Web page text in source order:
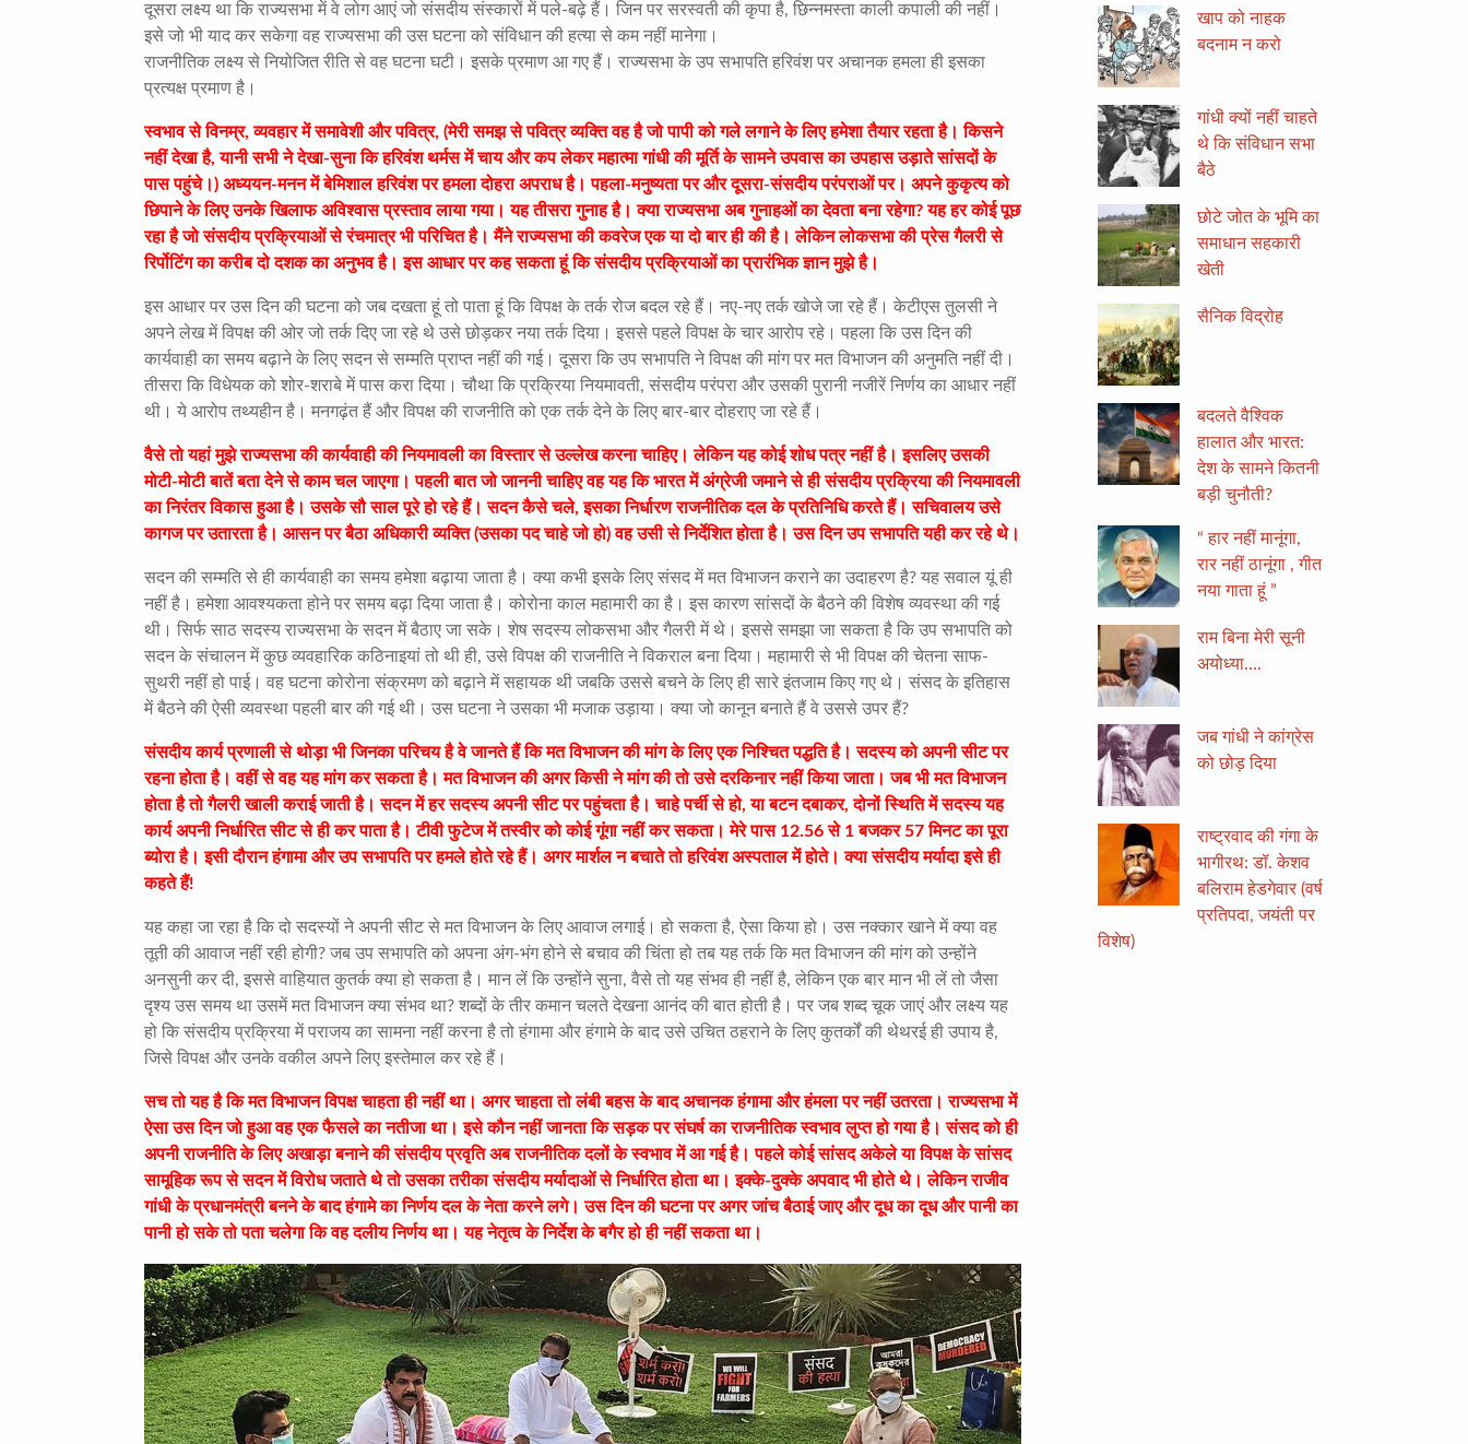
दूसरा लक्ष्य था कि राज्यसभा में वे लोग आएं जो संसदीय संस्कारों में पले-बढ़े हैं। जिन पर सरस्वती की कृपा है, छिन्नमस्ता काली कपाली की नहीं।
इसे जो भी याद कर सकेगा वह राज्यसभा की उस घटना को संविधान की हत्या से कम नहीं मानेगा।
राजनीतिक लक्ष्य से नियोजित रीति से वह घटना घटी। इसके प्रमाण आ गए हैं। राज्यसभा के उप सभापति हरिवंश पर अचानक हमला ही इसका
प्रत्यक्ष प्रमाण है।
स्वभाव से विनम्र, व्यवहार में समावेशी और पवित्र, (मेरी समझ से पवित्र व्यक्ति वह है जो पापी को गले लगाने के लिए हमेशा तैयार रहता है। किसने
नहीं देखा है, यानी सभी ने देखा-सुना कि हरिवंश थर्मस में चाय और कप लेकर महात्मा गांधी की मूर्ति के सामने उपवास का उपहास उड़ाते सांसदों के
पास पहुंचे।) अध्ययन-मनन में बेमिशाल हरिवंश पर हमला दोहरा अपराध है। पहला-मनुष्यता पर और दूसरा-संसदीय परंपराओं पर। अपने कुकृत्य को
छिपाने के लिए उनके खिलाफ अविश्वास प्रस्ताव लाया गया। यह तीसरा गुनाह है। क्या राज्यसभा अब गुनाहओं का देवता बना रहेगा? यह हर कोई पूछ
रहा है जो संसदीय प्रक्रियाओं से रंचमात्र भी परिचित है। मैंने राज्यसभा की कवरेज एक या दो बार ही की है। लेकिन लोकसभा की प्रेस गैलरी से
रिर्पोटिंग का करीब दो दशक का अनुभव है। इस आधार पर कह सकता हूं कि संसदीय प्रक्रियाओं का प्रारंभिक ज्ञान मुझे है।
इस आधार पर उस दिन की घटना को जब दखता हूं तो पाता हूं कि विपक्ष के तर्क रोज बदल रहे हैं। नए-नए तर्क खोजे जा रहे हैं। केटीएस तुलसी ने
अपने लेख में विपक्ष की ओर जो तर्क दिए जा रहे थे उसे छोड़कर नया तर्क दिया। इससे पहले विपक्ष के चार आरोप रहे। पहला कि उस दिन की
कार्यवाही का समय बढ़ाने के लिए सदन से सम्मति प्राप्त नहीं की गई। दूसरा कि उप सभापति ने विपक्ष की मांग पर मत विभाजन की अनुमति नहीं दी।
तीसरा कि विधेयक को शोर-शराबे में पास करा दिया। चौथा कि प्रक्रिया नियमावती, संसदीय परंपरा और उसकी पुरानी नजीरें निर्णय का आधार नहीं
थी। ये आरोप तथ्यहीन है। मनगढ़ंत हैं और विपक्ष की राजनीति को एक तर्क देने के लिए बार-बार दोहराए जा रहे हैं।
वैसे तो यहां मुझे राज्यसभा की कार्यवाही की नियमावली का विस्तार से उल्लेख करना चाहिए। लेकिन यह कोई शोध पत्र नहीं है। इसलिए उसकी
मोटी-मोटी बातें बता देने से काम चल जाएगा। पहली बात जो जाननी चाहिए वह यह कि भारत में अंग्रेजी जमाने से ही संसदीय प्रक्रिया की नियमावली
का निरंतर विकास हुआ है। उसके सौ साल पूरे हो रहे हैं। सदन कैसे चले, इसका निर्धारण राजनीतिक दल के प्रतिनिधि करते हैं। सचिवालय उसे
कागज पर उतारता है। आसन पर बैठा अधिकारी व्यक्ति (उसका पद चाहे जो हो) वह उसी से निर्देशित होता है। उस दिन उप सभापति यही कर रहे थे।
सदन की सम्मति से ही कार्यवाही का समय हमेशा बढ़ाया जाता है। क्या कभी इसके लिए संसद में मत विभाजन कराने का उदाहरण है? यह सवाल यूं ही
नहीं है। हमेशा आवश्यकता होने पर समय बढ़ा दिया जाता है। कोरोना काल महामारी का है। इस कारण सांसदों के बैठने की विशेष व्यवस्था की गई
थी। सिर्फ साठ सदस्य राज्यसभा के सदन में बैठाए जा सके। शेष सदस्य लोकसभा और गैलरी में थे। इससे समझा जा सकता है कि उप सभापति को
सदन के संचालन में कुछ व्यवहारिक कठिनाइयां तो थी ही, उसे विपक्ष की राजनीति ने विकराल बना दिया। महामारी से भी विपक्ष की चेतना साफ-
सुथरी नहीं हो पाई। वह घटना कोरोना संक्रमण को बढ़ाने में सहायक थी जबकि उससे बचने के लिए ही सारे इंतजाम किए गए थे। संसद के इतिहास
में बैठने की ऐसी व्यवस्था पहली बार की गई थी। उस घटना ने उसका भी मजाक उड़ाया। क्या जो कानून बनाते हैं वे उससे उपर हैं?
संसदीय कार्य प्रणाली से थोड़ा भी जिनका परिचय है वे जानते हैं कि मत विभाजन की मांग के लिए एक निश्चित पद्धति है। सदस्य को अपनी सीट पर
रहना होता है। वहीं से वह यह मांग कर सकता है। मत विभाजन की अगर किसी ने मांग की तो उसे दरकिनार नहीं किया जाता। जब भी मत विभाजन
होता है तो गैलरी खाली कराई जाती है। सदन में हर सदस्य अपनी सीट पर पहुंचता है। चाहे पर्ची से हो, या बटन दबाकर, दोनों स्थिति में सदस्य यह
कार्य अपनी निर्धारित सीट से ही कर पाता है। टीवी फुटेज में तस्वीर को कोई गूंगा नहीं कर सकता। मेरे पास 12.56 से 1 बजकर 57 मिनट का पूरा
ब्योरा है। इसी दौरान हंगामा और उप सभापति पर हमले होते रहे हैं। अगर मार्शल न बचाते तो हरिवंश अस्पताल में होते। क्या संसदीय मर्यादा इसे ही
कहते हैं!
यह कहा जा रहा है कि दो सदस्यों ने अपनी सीट से मत विभाजन के लिए आवाज लगाई। हो सकता है, ऐसा किया हो। उस नक्कार खाने में क्या वह
तूती की आवाज नहीं रही होगी? जब उप सभापति को अपना अंग-भंग होने से बचाव की चिंता हो तब यह तर्क कि मत विभाजन की मांग को उन्होंने
अनसुनी कर दी, इससे वाहियात कुतर्क क्या हो सकता है। मान लें कि उन्होंने सुना, वैसे तो यह संभव ही नहीं है, लेकिन एक बार मान भी लें तो जैसा
दृश्य उस समय था उसमें मत विभाजन क्या संभव था? शब्दों के तीर कमान चलते देखना आनंद की बात होती है। पर जब शब्द चूक जाएं और लक्ष्य यह
हो कि संसदीय प्रक्रिया में पराजय का सामना नहीं करना है तो हंगामा और हंगामे के बाद उसे उचित ठहराने के लिए कुतर्कों की थेथरई ही उपाय है,
जिसे विपक्ष और उनके वकील अपने लिए इस्तेमाल कर रहे हैं।
सच तो यह है कि मत विभाजन विपक्ष चाहता ही नहीं था। अगर चाहता तो लंबी बहस के बाद अचानक हंगामा और हंमला पर नहीं उतरता। राज्यसभा में
ऐसा उस दिन जो हुआ वह एक फैसले का नतीजा था। इसे कौन नहीं जानता कि सड़क पर संघर्ष का राजनीतिक स्वभाव लुप्त हो गया है। संसद को ही
अपनी राजनीति के लिए अखाड़ा बनाने की संसदीय प्रवृति अब राजनीतिक दलों के स्वभाव में आ गई है। पहले कोई सांसद अकेले या विपक्ष के सांसद
सामूहिक रूप से सदन में विरोध जताते थे तो उसका तरीका संसदीय मर्यादाओं से निर्धारित होता था। इक्के-दुक्के अपवाद भी होते थे। लेकिन राजीव
गांधी के प्रधानमंत्री बनने के बाद हंगामे का निर्णय दल के नेता करने लगे। उस दिन की घटना पर अगर जांच बैठाई जाए और दूध का दूध और पानी का
पानी हो सके तो पता चलेगा कि वह दलीय निर्णय था। यह नेतृत्व के निर्देश के बगैर हो ही नहीं सकता था।
खाप को नाहक
बदनाम न करो
गांधी क्यों नहीं चाहते
थे कि संविधान सभा
बैठे
छोटे जोत के भूमि का
समाधान सहकारी
खेती
सैनिक विद्रोह
बदलते वैश्विक
हालात और भारत:
देश के सामने कितनी
बड़ी चुनौती?
“ हार नहीं मानूंगा,
रार नहीं ठानूंगा , गीत
नया गाता हूं ”
राम बिना मेरी सूनी
अयोध्या….
जब गांधी ने कांग्रेस
को छोड़ दिया
राष्ट्रवाद की गंगा के
भागीरथ: डॉ. केशव
बलिराम हेडगेवार (वर्ष
प्रतिपदा, जयंती पर
विशेष)